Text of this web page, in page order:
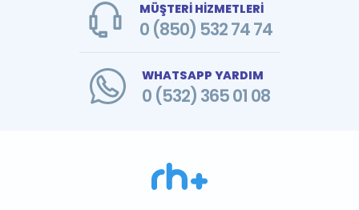
MÜŞTERİ HİZMETLERİ
0 (850) 532 74 74
WHATSAPP YARDIM
0 (532) 365 01 08